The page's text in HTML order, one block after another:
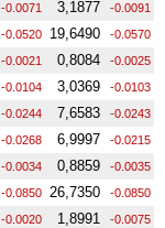
-0.0071 3,1877 -0.0091
-0.0520 19,6490 -0.0570
-0.0021 0,8084 -0.0025
-0.0104 3,0369 -0.0103
-0.0244 7,6583 -0.0243
-0.0268 6,9997 -0.0215
-0.0034 0,8859 -0.0035
-0.0850 26,7350 -0.0850
-0.0020 1,8991 -0.0075